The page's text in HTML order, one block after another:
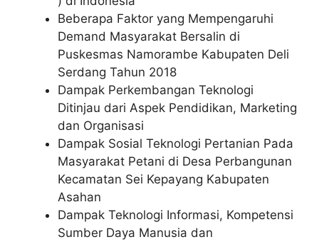
Beberapa Faktor yang Mempengaruhi
Demand Masyarakat Bersalin di
Puskesmas Namorambe Kabupaten Deli
Serdang Tahun 2018
Dampak Perkembangan Teknologi
Ditinjau dari Aspek Pendidikan, Marketing
dan Organisasi
Dampak Sosial Teknologi Pertanian Pada
Masyarakat Petani di Desa Perbangunan
Kecamatan Sei Kepayang Kabupaten
Asahan
Dampak Teknologi Informasi, Kompetensi
Sumber Daya Manusia dan